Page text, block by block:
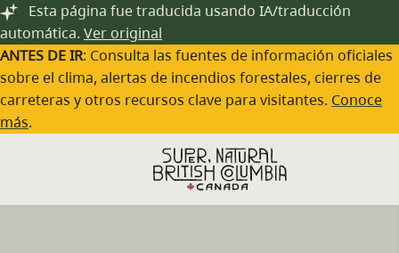
Saltar al contenido principal
Esta página fue traducida usando IA/traducción
automática. Ver original
ANTES DE IR: Consulta las fuentes de información oficiales
sobre el clima, alertas de incendios forestales, cierres de
carreteras y otros recursos clave para visitantes. Conoce
más.